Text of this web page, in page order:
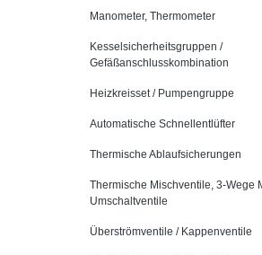
Manometer, Thermometer
Kesselsicherheitsgruppen /
Gefäßanschlusskombination
Heizkreisset / Pumpengruppe
Automatische Schnellentlüfter
Thermische Ablaufsicherungen
Thermische Mischventile, 3-Wege
Umschaltventile
Überströmventile / Kappenventile